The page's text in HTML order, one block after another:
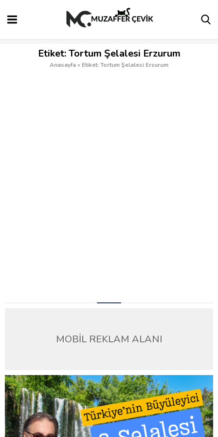
Etiket:Tortum Şelalesi Erzurum
Anasayfa» Etiket: Tortum Şelalesi Erzurum
MOBİL REKLAM ALANI